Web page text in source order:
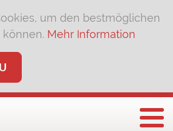
um den bestmöglichen
Mehr Information